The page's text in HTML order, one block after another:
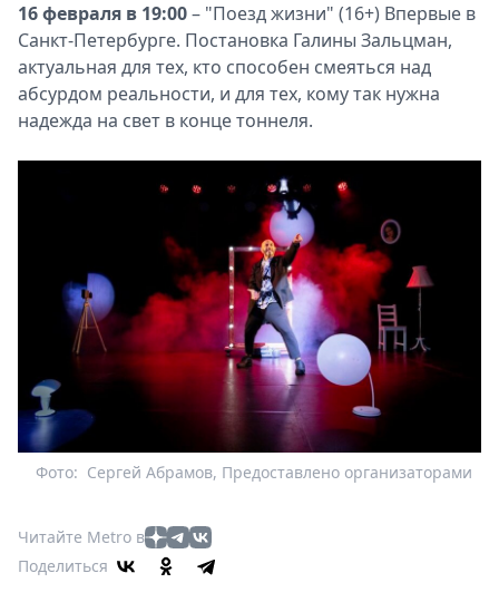
16 февраля в 19:00– "Поезд жизни" (16+) Впервые в
Санкт-Петербурге. Постановка Галины Зальцман,
актуальная для тех, кто способен смеяться над
абсурдом реальности, и для тех, кому так нужна
надежда на свет в конце тоннеля.
Сергей Абрамов, Предоставлено организаторами
Фото:
Читайте Metro в
Поделиться